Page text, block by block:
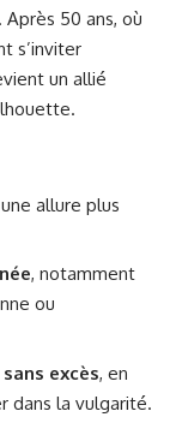
50 ans, où
s’inviter
un allié
allure plus
, notamment
ou
excès, en
dans la vulgarité.